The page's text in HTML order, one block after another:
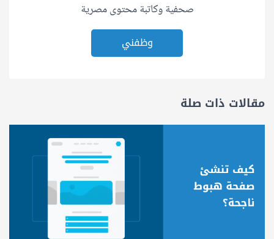
صحفية وكاتبة محتوى مصرية
وظفني
مقالات ذات صلة